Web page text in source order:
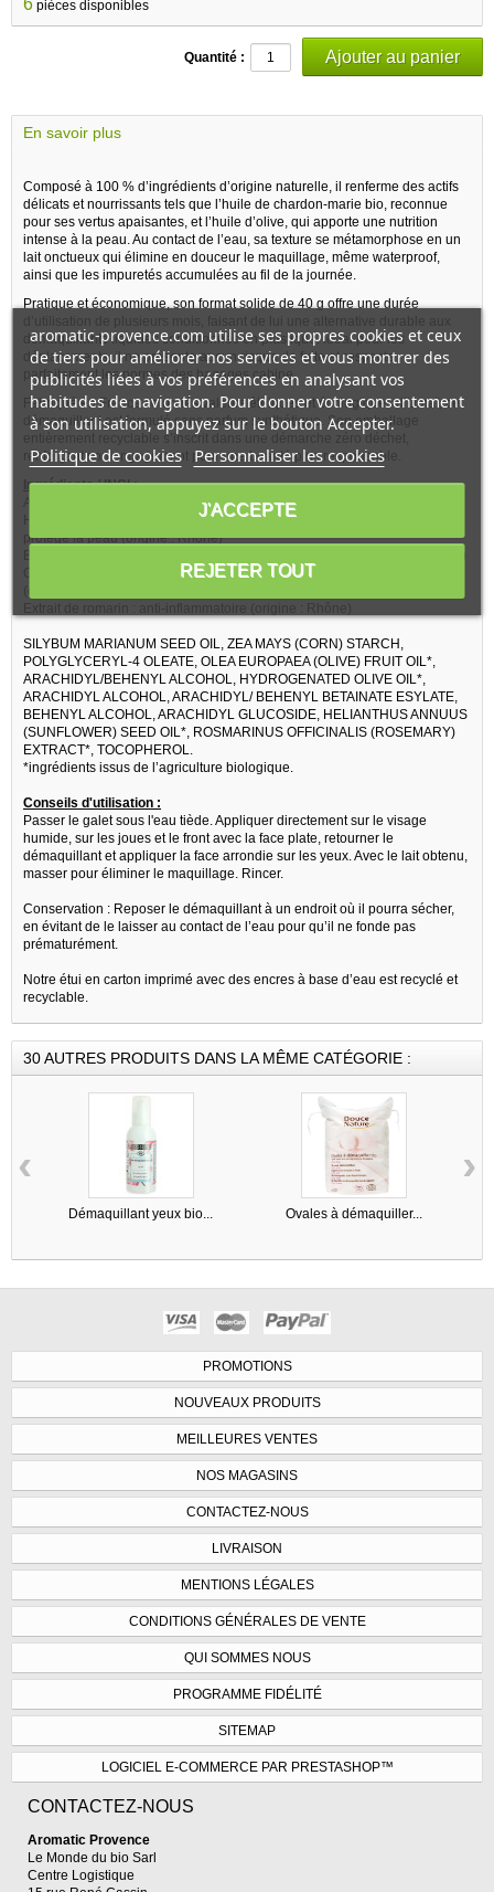
pièces disponibles
Quantité :
En savoir plus
Composé à 100 % d’ingrédients d’origine naturelle, il renferme des actifs
délicats et nourrissants tels que l’huile de chardon-marie bio, reconnue
pour ses vertus apaisantes, et l’huile d’olive, qui apporte une nutrition
intense à la peau. Au contact de l’eau, sa texture se métamorphose en un
lait onctueux qui élimine en douceur le maquillage, même waterproof,
ainsi que les impuretés accumulées au fil de la journée.
Pratique et économique, son format solide de 40 g offre une durée
d’utilisation de plusieurs mois, faisant de lui une alternative durable aux
démaquillants liquides conditionnés en plastique. Idéal pour les
déplacements, il ne présente aucun risque de fuite et respecte
parfaitement les normes des bagages cabine.
Fabriqué en France selon les valeurs éthiques et écologiques d’Umaï, ce
démaquillant est formulé sans parfum synthétique. Son emballage
entièrement recyclable s’inscrit dans une démarche zéro déchet,
renforçant son engagement pour une beauté plus responsable.
Ingrédients / INCI :
Huile de chardon-marie : anti-oxydant naturel, démaquille, assouplit et
protège la peau (origine : Rhône)
Beurre d’olive : nourrit et adoucit la peau sans graisser (origine : Essonne)
Conditionneur au colza et betterave : adoucit et laisse un fini velouté
Extrait de romarin : anti-inflammatoire (origine : Rhône)
SILYBUM MARIANUM SEED OIL, ZEA MAYS (CORN) STARCH,
POLYGLYCERYL-4 OLEATE, OLEA EUROPAEA (OLIVE) FRUIT OIL*,
ARACHIDYL/BEHENYL ALCOHOL, HYDROGENATED OLIVE OIL*,
ARACHIDYL ALCOHOL, ARACHIDYL/ BEHENYL BETAINATE ESYLATE,
BEHENYL ALCOHOL, ARACHIDYL GLUCOSIDE, HELIANTHUS ANNUUS
(SUNFLOWER) SEED OIL*, ROSMARINUS OFFICINALIS (ROSEMARY)
EXTRACT*, TOCOPHEROL.
*ingrédients issus de l’agriculture biologique.
Conseils d'utilisation :
Passer le galet sous l'eau tiède. Appliquer directement sur le visage
humide, sur les joues et le front avec la face plate, retourner le
démaquillant et appliquer la face arrondie sur les yeux. Avec le lait obtenu,
masser pour éliminer le maquillage. Rincer.
Conservation : Reposer le démaquillant à un endroit où il pourra sécher,
en évitant de le laisser au contact de l’eau pour qu’il ne fonde pas
prématurément.
Notre étui en carton imprimé avec des encres à base d’eau est recyclé et
recyclable.
30 AUTRES PRODUITS DANS LA MÊME CATÉGORIE :
Démaquillant yeux bio... Ovales à démaquiller...
‹ ›
PROMOTIONS
NOUVEAUX PRODUITS
MEILLEURES VENTES
NOS MAGASINS
CONTACTEZ-NOUS
LIVRAISON
MENTIONS LÉGALES
CONDITIONS GÉNÉRALES DE VENTE
QUI SOMMES NOUS
PROGRAMME FIDÉLITÉ
SITEMAP
LOGICIEL E-COMMERCE PAR PRESTASHOP™
CONTACTEZ-NOUS
Aromatic Provence
Le Monde du bio Sarl
Centre Logistique
aromatic-provence.com utilise ses propres cookies et ceux
de tiers pour améliorer nos services et vous montrer des
publicités liées à vos préférences en analysant vos
habitudes de navigation. Pour donner votre consentement
à son utilisation, appuyez sur le bouton Accepter.
Politique de cookies Personnaliser les cookies
REJETER TOUT
J'ACCEPTE